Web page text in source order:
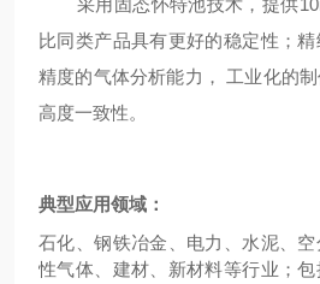
采用固态怀特池技术，提供
比同类产品具有更好的稳定性；
精度的气体分析能力， 工业化的
高度一致性。
典型应用领域：
石化、钢铁冶金、电力、水泥、 空
性气体、建材 、新材料等行业；